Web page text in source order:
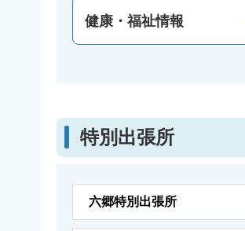
健康・福祉情報
特別出張所
六郷特別出張所